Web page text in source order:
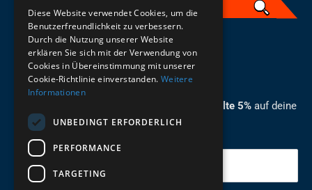
ZUM NEWSLETTER ANMELDEN
Melde dich jetzt zum Newsletter an und erhalte 5% auf deine
erste Bestellung.
Deine Email
German
Diese Website verwendet Cookies, um die
Benutzerfreundlichkeit zu verbessern.
Durch die Nutzung unserer Website
erklären Sie sich mit der Verwendung von
Cookies in Übereinstimmung mit unserer
Cookie-Richtlinie einverstanden. Weitere
Informationen
UNBEDINGT ERFORDERLICH
PERFORMANCE
TARGETING